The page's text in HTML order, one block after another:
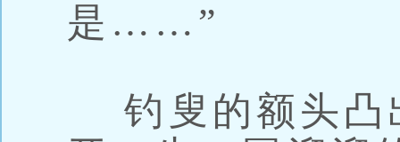
是……”
钓叟的额头凸